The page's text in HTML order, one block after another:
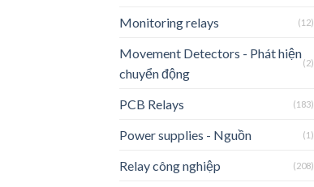
Monitoring relays (12)
Movement Detectors - Phát hiện
chuyển động
(2)
PCB Relays (183)
Power supplies - Nguồn (1)
Relay công nghiệp (208)